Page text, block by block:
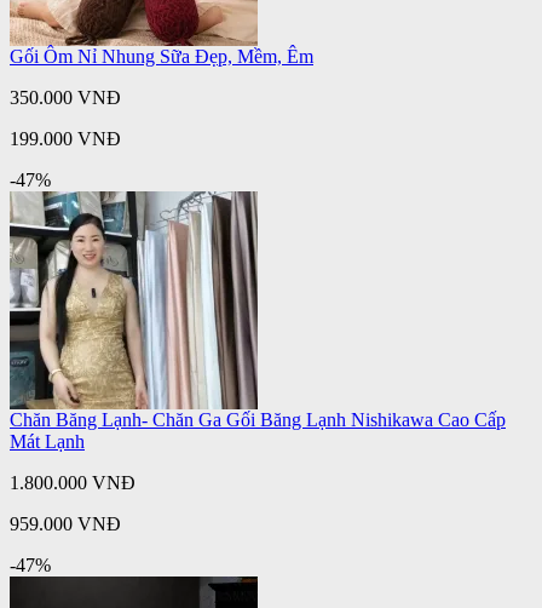
Gối Ôm Nỉ Nhung Sữa Đẹp, Mềm, Êm
350.000 VNĐ
199.000 VNĐ
-47%
Chăn Băng Lạnh- Chăn Ga Gối Băng Lạnh Nishikawa Cao Cấp
Mát Lạnh
1.800.000 VNĐ
959.000 VNĐ
-47%